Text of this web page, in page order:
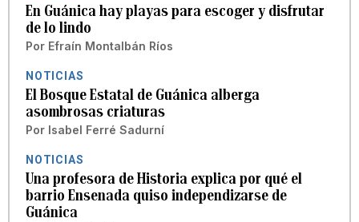
En Guánica hay playas para escoger y disfrutar
de lo lindo
Por Efraín Montalbán Ríos
NOTICIAS
El Bosque Estatal de Guánica alberga
asombrosas criaturas
Por Isabel Ferré Sadurní
NOTICIAS
Una profesora de Historia explica por qué el
barrio Ensenada quiso independizarse de
Guánica